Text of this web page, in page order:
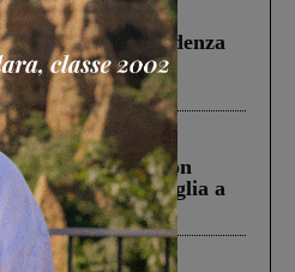
2026
oltre la scadenza
d’Italia: “Un
di Castiglion
aveva ucciso la figlia a